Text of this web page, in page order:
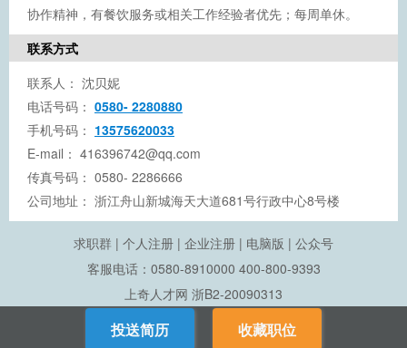
协作精神，有餐饮服务或相关工作经验者优先；每周单休。
联系方式
联系人： 沈贝妮
电话号码： 0580- 2280880
手机号码： 13575620033
E-mail： 416396742@qq.com
传真号码： 0580- 2286666
公司地址： 浙江舟山新城海天大道681号行政中心8号楼
投送简历 收藏职位
求职群 | 个人注册 | 企业注册 | 电脑版 | 公众号
客服电话：0580-8910000 400-800-9393
上奇人才网 浙B2-20090313